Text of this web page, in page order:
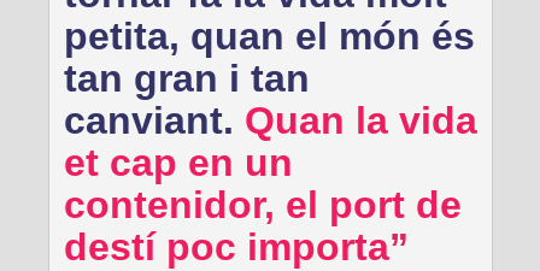
petita, quan el món és
tan gran i tan
canviant. Quan la vida
et cap en un
contenidor, el port de
destí poc importa